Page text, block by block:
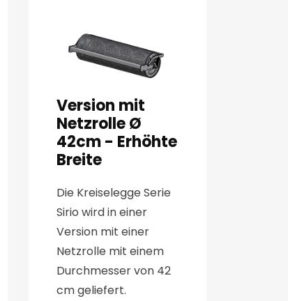
Version mit
Netzrolle Ø
42cm - Erhöhte
Breite
Die Kreiselegge Serie
Sirio wird in einer
Version mit einer
Netzrolle mit einem
Durchmesser von 42
cm geliefert.